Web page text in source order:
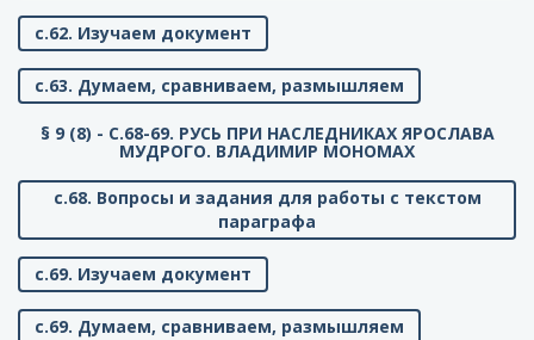
с.62. Изучаем документ
с.63. Думаем, сравниваем, размышляем
§ 9 (8) - C.68-69. РУСЬ ПРИ НАСЛЕДНИКАХ ЯРОСЛАВА
МУДРОГО. ВЛАДИМИР МОНОМАХ
с.68. Вопросы и задания для работы с текстом
параграфа
с.69. Изучаем документ
с.69. Думаем, сравниваем, размышляем